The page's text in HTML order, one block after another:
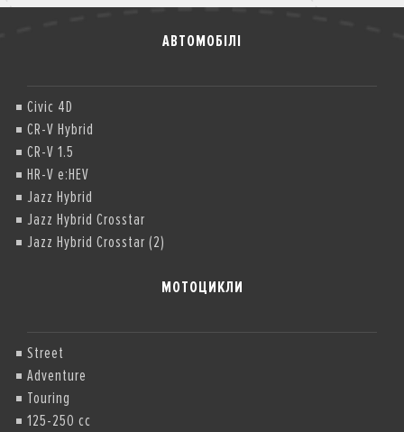
АВТОМОБІЛІ
Civic 4D
CR-V Hybrid
CR-V 1.5
HR-V e:HEV
Jazz Hybrid
Jazz Hybrid Crosstar
Jazz Hybrid Crosstar (2)
МОТОЦИКЛИ
Street
Adventure
Touring
125-250 cc